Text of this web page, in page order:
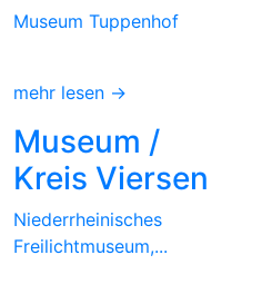
Museum Tuppenhof
mehr lesen →
Museum /
Kreis Viersen
Niederrheinisches
Freilichtmuseum,...